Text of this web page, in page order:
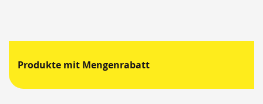
Produkte mit Mengenrabatt